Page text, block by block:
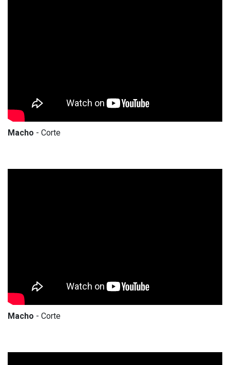
Macho - Corte
Macho - Corte